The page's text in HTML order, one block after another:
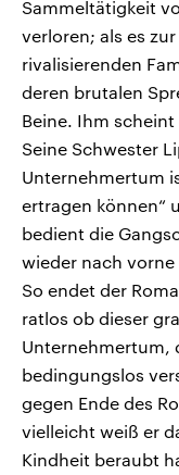
Sammeltätigkeit
verloren; als es
rivalisierenden
deren brutalen
Beine. Ihm
Seine Schwester
Unternehmertum
ertragen können“
bedient die
wieder nach
So endet der
ratlos ob dieser
Unternehmertum,
bedingungslos
gegen Ende des
vielleicht weiß er
Kindheit beraubt